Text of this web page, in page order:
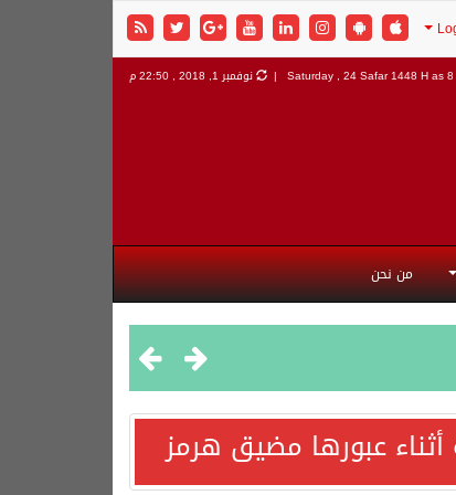
Saturday , 24 Safar 1448 H as نوفمبر 1, 2018 , 22:50 م
من نحن
أثناء عبورها مضيق هرمز